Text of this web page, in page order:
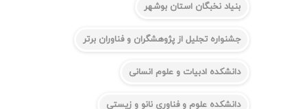
بنیاد نخبگان استان بوشهر
جشنواره تجلیل از پژوهشگران و فناوران برتر
دانشکده ادبیات و علوم انسانی
دانشکده علوم و فناوری نانو و زیستی